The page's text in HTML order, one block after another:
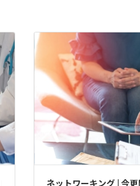
ネットワーキング | 今